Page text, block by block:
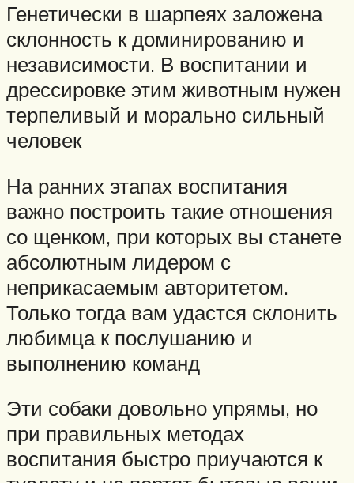
Генетически в шарпеях заложена
склонность к доминированию и
независимости. В воспитании и
дрессировке этим животным нужен
терпеливый и морально сильный
человек
На ранних этапах воспитания
важно построить такие отношения
со щенком, при которых вы станете
абсолютным лидером с
неприкасаемым авторитетом.
Только тогда вам удастся склонить
любимца к послушанию и
выполнению команд
Эти собаки довольно упрямы, но
при правильных методах
воспитания быстро приучаются к